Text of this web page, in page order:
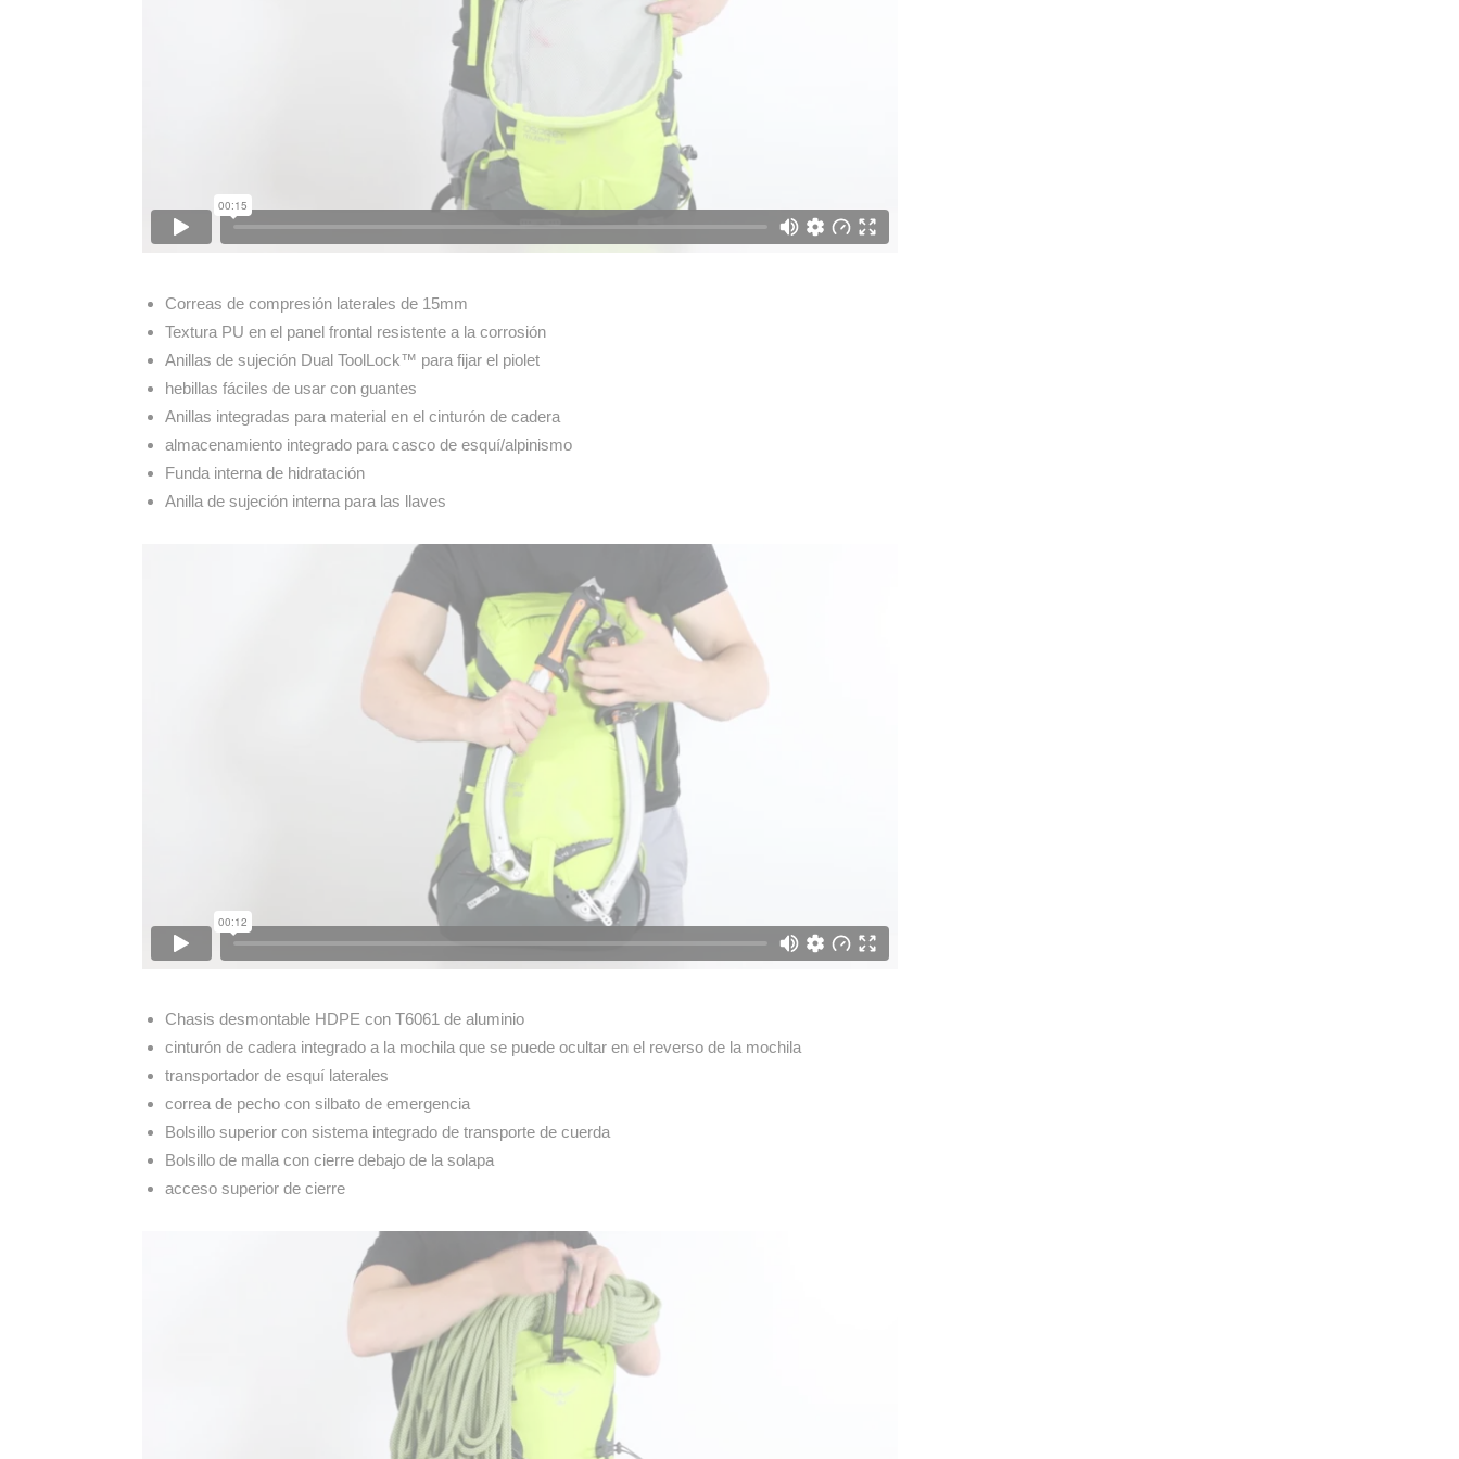
Correas de compresión laterales de 15mm
Textura PU en el panel frontal resistente a la corrosión
Anillas de sujeción Dual ToolLock™ para fijar el piolet
hebillas fáciles de usar con guantes
Anillas integradas para material en el cinturón de cadera
almacenamiento integrado para casco de esquí/alpinismo
Funda interna de hidratación
Anilla de sujeción interna para las llaves
Chasis desmontable HDPE con T6061 de aluminio
cinturón de cadera integrado a la mochila que se puede ocultar en el reverso de la mochila
transportador de esquí laterales
correa de pecho con silbato de emergencia
Bolsillo superior con sistema integrado de transporte de cuerda
Bolsillo de malla con cierre debajo de la solapa
acceso superior de cierre